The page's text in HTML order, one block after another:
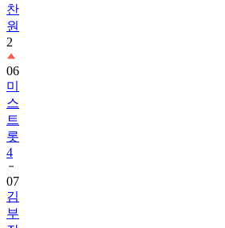
찬
원
2
06
미
스
트
롯
4
07
김
부